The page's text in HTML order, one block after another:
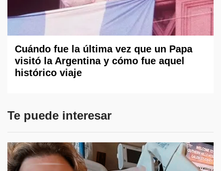
Cuándo fue la última vez que un Papa
visitó la Argentina y cómo fue aquel
histórico viaje
Te puede interesar